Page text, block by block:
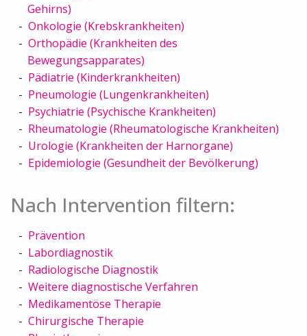
Gehirns)
Onkologie (Krebskrankheiten)
Orthopädie (Krankheiten des
Bewegungsapparates)
Pädiatrie (Kinderkrankheiten)
Pneumologie (Lungenkrankheiten)
Psychiatrie (Psychische Krankheiten)
Rheumatologie (Rheumatologische Krankheiten)
Urologie (Krankheiten der Harnorgane)
Epidemiologie (Gesundheit der Bevölkerung)
Nach Intervention filtern:
Prävention
Labordiagnostik
Radiologische Diagnostik
Weitere diagnostische Verfahren
Medikamentöse Therapie
Chirurgische Therapie